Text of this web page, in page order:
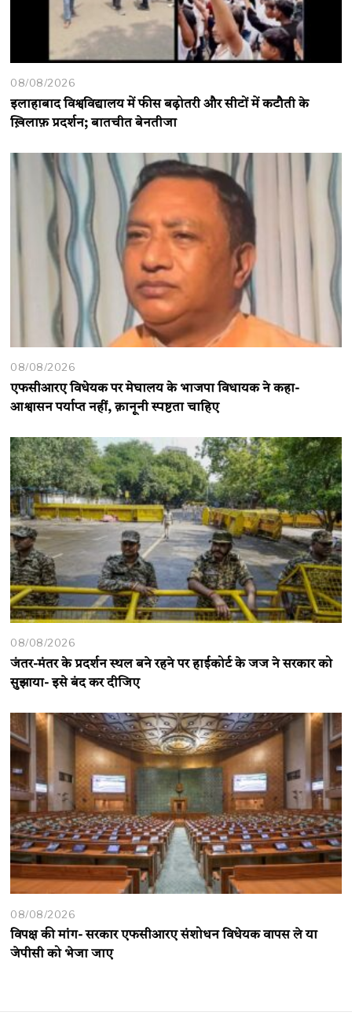
08/08/2026
इलाहाबाद विश्वविद्यालय में फीस बढ़ोतरी और सीटों में कटौती के
ख़िलाफ़ प्रदर्शन; बातचीत बेनतीजा
08/08/2026
एफसीआरए विधेयक पर मेघालय के भाजपा विधायक ने कहा-
आश्वासन पर्याप्त नहीं, क़ानूनी स्पष्टता चाहिए
08/08/2026
जंतर-मंतर के प्रदर्शन स्थल बने रहने पर हाईकोर्ट के जज ने सरकार को
सुझाया- इसे बंद कर दीजिए
08/08/2026
विपक्ष की मांग- सरकार एफसीआरए संशोधन विधेयक वापस ले या
जेपीसी को भेजा जाए